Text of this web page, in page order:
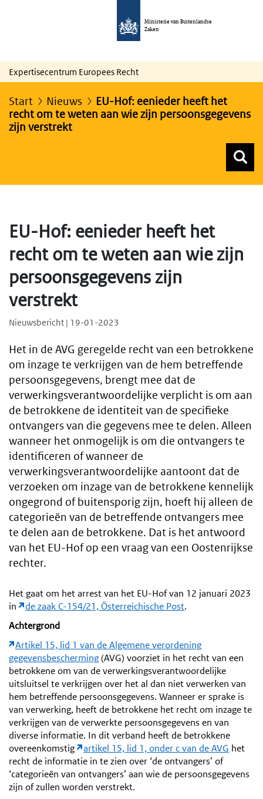
Ministerie van Buitenlandse
Zaken
Expertisecentrum Europees Recht
Start Nieuws
EU-Hof: eenieder heeft het
recht om te weten aan wie zijn persoonsgegevens
zijn verstrekt
EU-Hof: eenieder heeft het
recht om te weten aan wie zijn
persoonsgegevens zijn
verstrekt
Nieuwsbericht | 19-01-2023
Het in de AVG geregelde recht van een betrokkene
om inzage te verkrijgen van de hem betreffende
persoonsgegevens, brengt mee dat de
verwerkingsverantwoordelijke verplicht is om aan
de betrokkene de identiteit van de specifieke
ontvangers van die gegevens mee te delen. Alleen
wanneer het onmogelijk is om die ontvangers te
identificeren of wanneer de
verwerkingsverantwoordelijke aantoont dat de
verzoeken om inzage van de betrokkene kennelijk
ongegrond of buitensporig zijn, hoeft hij alleen de
categorieën van de betreffende ontvangers mee
te delen aan de betrokkene. Dat is het antwoord
van het EU-Hof op een vraag van een Oostenrijkse
rechter.
Het gaat om het arrest van het EU-Hof van 12 januari 2023
in
de zaak C-154/21, Österreichische Post.
Achtergrond
Artikel 15, lid 1 van de Algemene verordening
gegevensbescherming(AVG) voorziet in het recht van een
betrokkene om van de verwerkingsverantwoordelijke
uitsluitsel te verkrijgen over het al dan niet verwerken van
hem betreffende persoonsgegevens. Wanneer er sprake is
van verwerking, heeft de betrokkene het recht om inzage te
verkrijgen van de verwerkte persoonsgegevens en van
diverse informatie. In dit verband heeft de betrokkene
overeenkomstig
artikel 15, lid 1, onder c van de AVG het
recht de informatie in te zien over ‘de ontvangers’ of
‘categorieën van ontvangers’ aan wie de persoonsgegevens
zijn of zullen worden verstrekt.